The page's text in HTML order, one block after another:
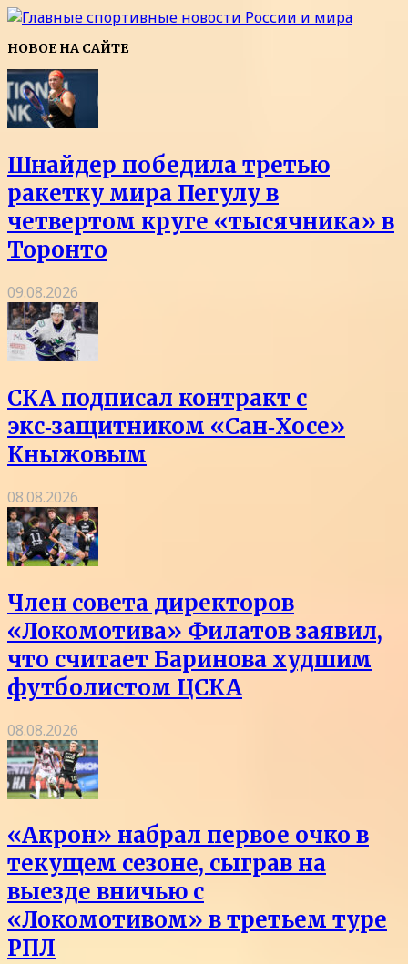
НОВОЕ НА САЙТЕ
Шнайдер победила третью
ракетку мира Пегулу в
четвертом круге «тысячника» в
Торонто
09.08.2026
СКА подписал контракт с
экс‑защитником «Сан‑Хосе»
Кныжовым
08.08.2026
Член совета директоров
«Локомотива» Филатов заявил,
что считает Баринова худшим
футболистом ЦСКА
08.08.2026
«Акрон» набрал первое очко в
текущем сезоне, сыграв на
выезде вничью с
«Локомотивом» в третьем туре
РПЛ